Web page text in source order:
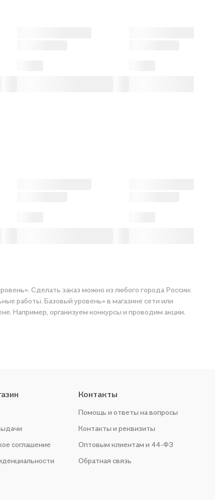
Сделать заказ можно из любого города России:
работы. Базовый уровень» в магазине сети или
соглашение
Контакты
Помощь и ответы на вопросы
Контакты и реквизиты
Оптовым клиентам и 44-ФЗ
Обратная связь